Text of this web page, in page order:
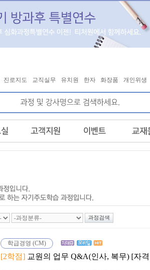
진로지도 교직실무 유치원 한자 화장품 개인위생
학급경영 (CM)
[2학점] 교원의 업무 Q&A(인사, 복무) [자